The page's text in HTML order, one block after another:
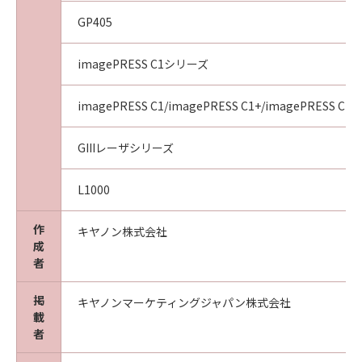
GP405
imagePRESS C1シリーズ
imagePRESS C1/imagePRESS C1+/imagePRESS
GIIIレーザシリーズ
L1000
作
成
者
キヤノン株式会社
掲
載
者
キヤノンマーケティングジャパン株式会社